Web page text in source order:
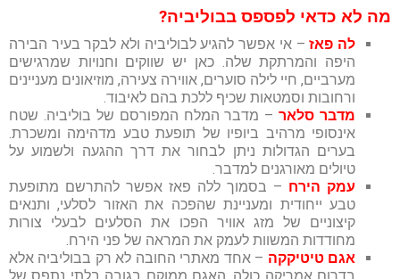
מה לא כדאי לפספס בבוליביה?
לה פאז– אי אפשר להגיע לבוליביה ולא לבקר בעיר הבירה
היפה והמרתקת שלה. כאן יש שווקים וחנויות שמרגישים
מערביים, חיי לילה סוערים, אווירה צעירה, מוזיאונים מעניינים
ורחובות וסמטאות שכיף ללכת בהם לאיבוד.
מדבר סלאר– מדבר המלח המפורסם של בוליביה. שטח
אינסופי מרהיב ביופיו של תופעת טבע מדהימה ומשכרת.
בערים הגדולות ניתן לבחור את דרך ההגעה ולשמוע על
טיולים מאורגנים למדבר.
עמק הירח – בסמוך ללה פאז אפשר להתרשם מתופעת
טבע ייחודית ומעניינת שהפכה את האזור לסלעי, ותנאים
קיצוניים של מזג אוויר הפכו את הסלעים לבעלי צורות
מחודדות המשוות לעמק את המראה של פני הירח.
אגם טיטיקקה – אחד מאתרי החובה לא רק בבוליביה אלא